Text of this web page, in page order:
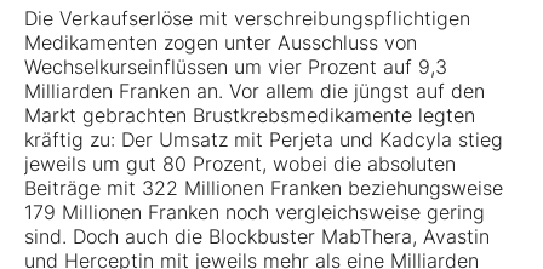
Die Verkaufserlöse mit verschreibungspflichtigen
Medikamenten zogen unter Ausschluss von
Wechselkurseinflüssen um vier Prozent auf 9,3
Milliarden Franken an. Vor allem die jüngst auf den
Markt gebrachten Brustkrebsmedikamente legten
kräftig zu: Der Umsatz mit Perjeta und Kadcyla stieg
jeweils um gut 80 Prozent, wobei die absoluten
Beiträge mit 322 Millionen Franken beziehungsweise
179 Millionen Franken noch vergleichsweise gering
sind. Doch auch die Blockbuster MabThera, Avastin
und Herceptin mit jeweils mehr als eine Milliarden